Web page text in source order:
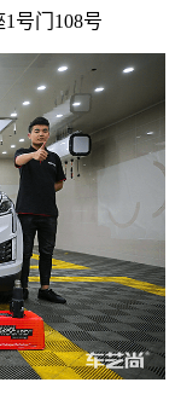
号门108号